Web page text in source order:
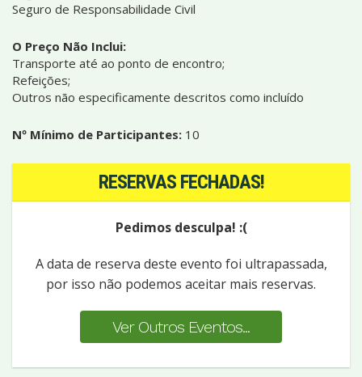
Seguro de Responsabilidade Civil
O Preço Não Inclui:
Transporte até ao ponto de encontro;
Refeições;
Outros não especificamente descritos como incluído
Nº Mínimo de Participantes: 10
RESERVAS FECHADAS!
Pedimos desculpa! :(
A data de reserva deste evento foi ultrapassada,
por isso não podemos aceitar mais reservas.
Ver Outros Eventos...